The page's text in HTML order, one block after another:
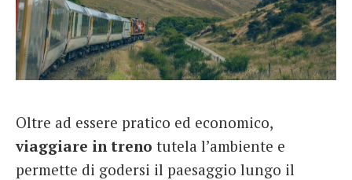
Italiano
German
English
French
Italiano
Oltre ad essere pratico ed economico,
viaggiare in treno tutela l’ambiente e
permette di godersi il paesaggio lungo il